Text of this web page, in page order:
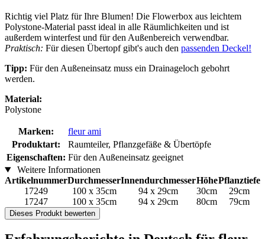
Richtig viel Platz für Ihre Blumen! Die Flowerbox aus leichtem
Polystone-Material passt ideal in alle Räumlichkeiten und ist
außerdem winterfest und für den Außenbereich verwendbar.
Praktisch: Für diesen Übertopf gibt's auch den passenden Deckel!
Tipp: Für den Außeneinsatz muss ein Drainageloch gebohrt
werden.
Material:
Polystone
Marken:
fleur ami
Produktart:
Raumteiler, Pflanzgefäße & Übertöpfe
Eigenschaften: Für den Außeneinsatz geeignet
Weitere Informationen
ArtikelnummerDurchmesserInnendurchmesserHöhePflanztiefe
17249
100 x 35cm 94 x 29cm 30cm
29cm
17247
100 x 35cm 94 x 29cm 80cm 79cm
Dieses Produkt bewerten